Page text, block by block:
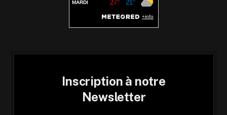
Inscription à notre
Newsletter